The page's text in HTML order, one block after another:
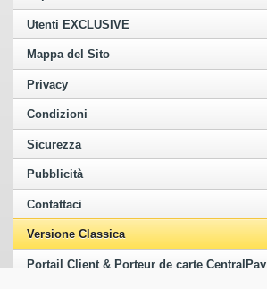
Utenti EXCLUSIVE
Mappa del Sito
Privacy
Condizioni
Sicurezza
Pubblicità
Contattaci
Versione Classica
Portail Client & Porteur de carte CentralPay